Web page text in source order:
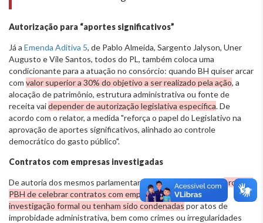
Autorização para “aportes significativos”
Já a Emenda Aditiva 5, de Pablo Almeida, Sargento Jalyson, Uner
Augusto e Vile Santos, todos do PL, também coloca uma
condicionante para a atuação no consórcio: quando BH quiser arcar
com valor superior a 30% do objetivo a ser realizado pela ação, a
alocação de patrimônio, estrutura administrativa ou fonte de
receita vaidepender de autorização legislativa específica. De
acordo com o relator, a medida "reforça o papel do Legislativo na
aprovação de aportes significativos, alinhado ao controle
democrático do gasto público".
Contratos com empresas investigadas
De autoria dos mesmos parlamentares, aEmenda Aditiva 6 proíbe a
PBH de celebrar contratos com empresas que estejam sob
investigação formal ou tenham sido condenadas por atos de
improbidade administrativa, bem como crimes ou irregularidades